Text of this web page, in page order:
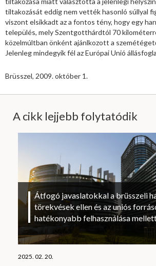
tiltakozását eddig nem vették hasonló súllyal
viszont elsikkadt az a fontos tény, hogy egy
település, mely Szentgotthárdtól 70
közelmúltban önként ajánlkozott a
Jelenleg mindegyik fél az Európai Unió
Brüsszel, 2009. október 1.
A cikk lejjebb folytatódik
Átfogó javaslatokkal a brüsszeli
törekvések ellen és az uniós
hatékonyabb felhasználása
2025. 02. 20.